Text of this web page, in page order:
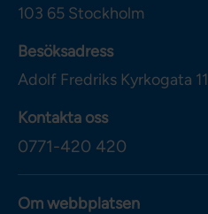
103 65 Stockholm
Besöksadress
Adolf Fredriks Kyrkogata 11
Kontakta oss
0771-420 420
Om webbplatsen